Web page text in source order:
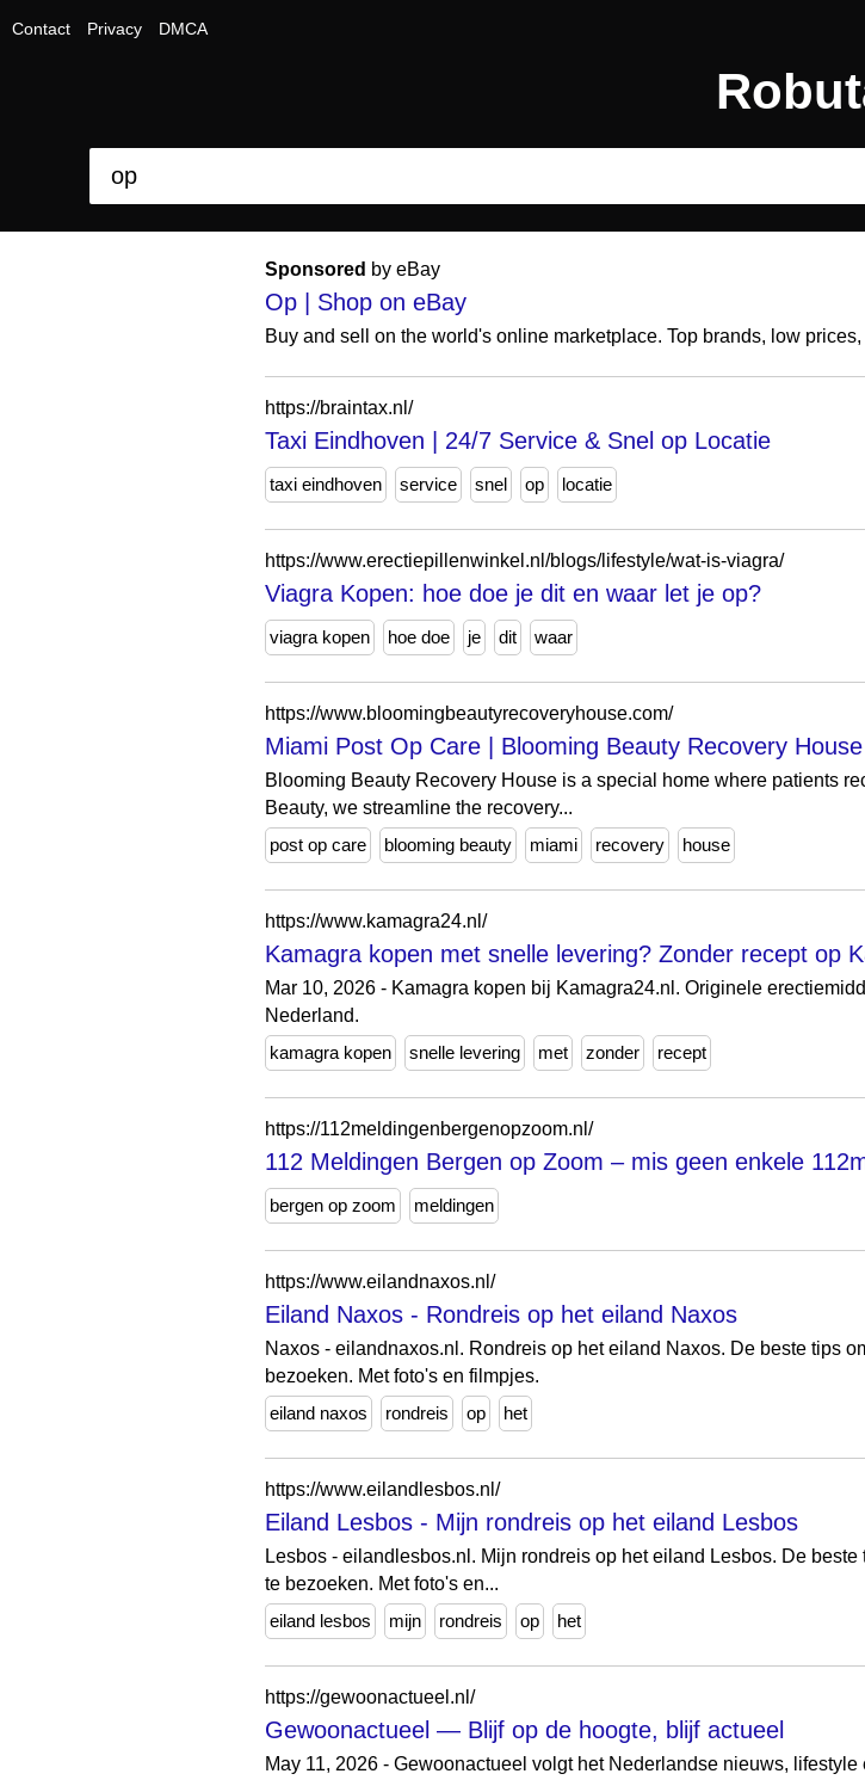
Contact Privacy DMCA
Sponsored by eBay
Op | Shop on eBay
Buy and sell on the world's online marketplace. Top brands, low
https://braintax.nl/
Taxi Eindhoven | 24/7 Service & Snel op Locatie
taxi eindhoven service snel op locatie
https://www.erectiepillenwinkel.nl/blogs/lifestyle/wat-is-viagra/
Viagra Kopen: hoe doe je dit en waar let je op?
viagra kopen hoe doe je dit waar
https://www.bloomingbeautyrecoveryhouse.com/
Miami Post Op Care | Blooming Beauty Recovery
Blooming Beauty Recovery House is a special home where patients
Beauty, we streamline the recovery...
post op care
blooming beauty miami recovery house
https://www.kamagra24.nl/
Kamagra kopen met snelle levering? Zonder recept op
Mar 10, 2026 - Kamagra kopen bij Kamagra24.nl. Originele
Nederland.
kamagra kopen
snelle levering met zonder recept
https://112meldingenbergenopzoom.nl/
112 Meldingen Bergen op Zoom – mis geen enkele
bergen op zoom meldingen
https://www.eilandnaxos.nl/
Eiland Naxos - Rondreis op het eiland Naxos
Naxos - eilandnaxos.nl. Rondreis op het eiland Naxos. De beste tips
bezoeken. Met foto's en filmpjes.
eiland naxos
rondreis op het
https://www.eilandlesbos.nl/
Eiland Lesbos - Mijn rondreis op het eiland Lesbos
Lesbos - eilandlesbos.nl. Mijn rondreis op het eiland Lesbos. De
te bezoeken. Met foto's en...
eiland lesbos
mijn rondreis op het
https://gewoonactueel.nl/
Gewoonactueel — Blijf op de hoogte, blijf actueel
May 11, 2026 - Gewoonactueel volgt het Nederlandse nieuws,